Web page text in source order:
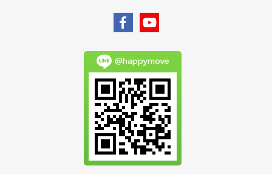
@happymove